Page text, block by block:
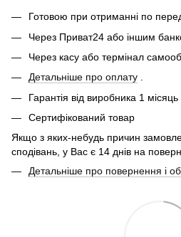
Готовою при отриманні по
Через Приват24 або іншим
Через касу або термінал
Детальніше про оплату .
Гарантія від виробника 1 місяць
Сертифікований товар
Якщо з яких-небудь причин
сподівань, у Вас є 14 днів на
Детальніше про повернення і